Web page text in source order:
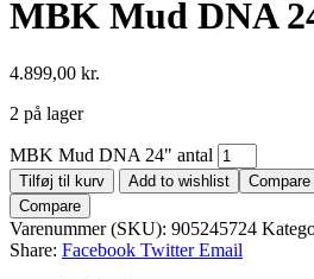
MBK Mud DNA
4.899,00 kr.
2 på lager
MBK Mud DNA 24" antal
Tilføj til kurv Add to wishlist
Compare
Compare
Varenummer (SKU): 905245724
Share: Facebook Twitter Email